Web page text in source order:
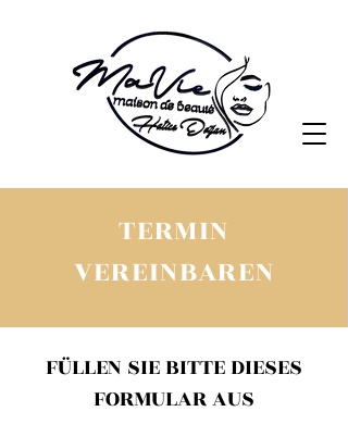
TERMIN
VEREINBAREN
FÜLLEN SIE BITTE DIESES
FORMULAR AUS